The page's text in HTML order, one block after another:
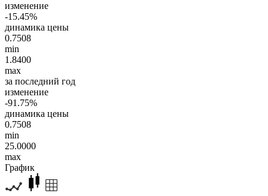
изменение
-15.45%
динамика цены
0.7508
min
1.8400
max
за последний год
изменение
-91.75%
динамика цены
0.7508
min
25.0000
max
График